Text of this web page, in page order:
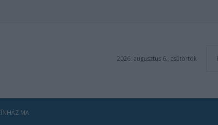
2026. augusztus 6., csütörtök
MA